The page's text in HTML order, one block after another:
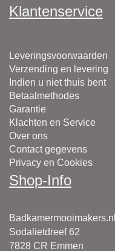
Klantenservice
Leveringsvoorwaarden
Verzending en levering
Indien u niet thuis bent
Betaalmethodes
Garantie
Klachten en Service
Over ons
Contact gegevens
Privacy en Cookies
Shop-Info
Badkamermooimakers.nl
Sodalietdreef 62
7828 CR Emmen